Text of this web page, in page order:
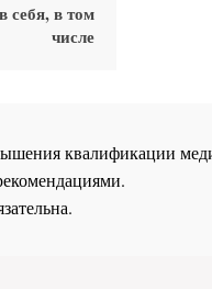
себя, в том
числе
квалификации